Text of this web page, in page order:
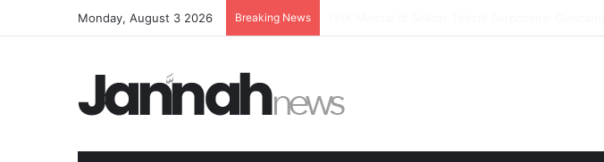
Monday, August 3 2026 Breaking News